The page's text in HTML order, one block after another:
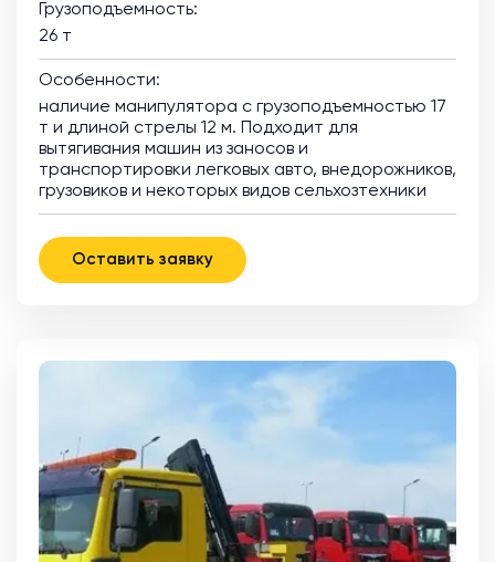
Грузоподъемность:
26 т
Особенности:
наличие манипулятора с грузоподъемностью 17
т и длиной стрелы 12 м. Подходит для
вытягивания машин из заносов и
транспортировки легковых авто, внедорожников,
грузовиков и некоторых видов сельхозтехники
Оставить заявку